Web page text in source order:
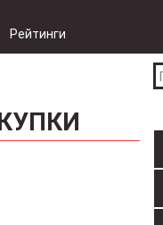
Рейтинги